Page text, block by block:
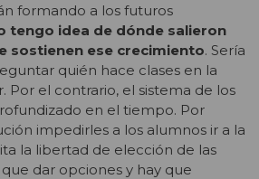
formando a los futuros
tengo idea de dónde salieron
sostienen ese crecimiento. Sería
quién hace clases en la
Por el contrario, el sistema de los
en el tiempo. Por
impedirles a los alumnos ir a la
la libertad de elección de las
dar opciones y hay que